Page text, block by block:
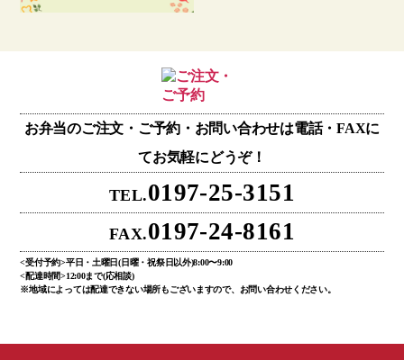
お弁当のご注文・ご予約・お問い合わせは電話・FAXに
てお気軽にどうぞ！
TEL.0197-25-3151
FAX.0197-24-8161
<受付予約>平日・土曜日(日曜・祝祭日以外)8:00〜9:00
<配達時間>12:00まで(応相談)
※地域によっては配達できない場所もございますので、お問い合わせください。